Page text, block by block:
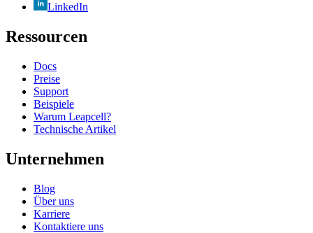
LinkedIn
Ressourcen
Docs
Preise
Support
Beispiele
Warum Leapcell?
Technische Artikel
Unternehmen
Blog
Über uns
Karriere
Kontaktiere uns